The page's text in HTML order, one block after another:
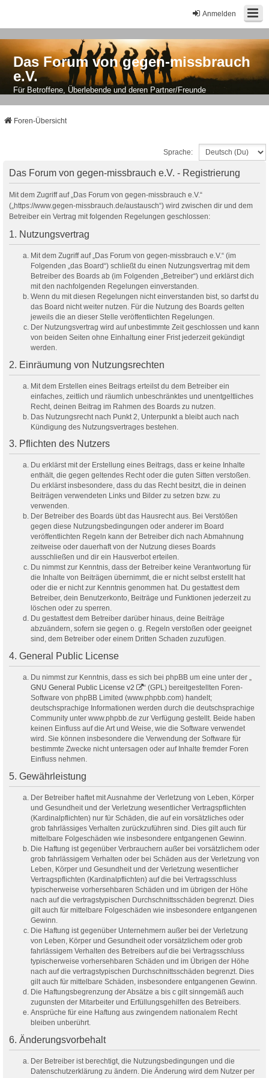
Anmelden
Das Forum von gegen-missbrauch
e.V.
Für Betroffene, Überlebende und deren Partner/Freunde
Foren-Übersicht
Sprache:
Das Forum von gegen-missbrauch e.V. - Registrierung
Mit dem Zugriff auf „Das Forum von gegen-missbrauch e.V.“
(„https://www.gegen-missbrauch.de/austausch“) wird zwischen dir und dem
Betreiber ein Vertrag mit folgenden Regelungen geschlossen:
1. Nutzungsvertrag
Mit dem Zugriff auf „Das Forum von gegen-missbrauch e.V.“ (im
Folgenden „das Board“) schließt du einen Nutzungsvertrag mit dem
Betreiber des Boards ab (im Folgenden „Betreiber“) und erklärst dich
mit den nachfolgenden Regelungen einverstanden.
Wenn du mit diesen Regelungen nicht einverstanden bist, so darfst du
das Board nicht weiter nutzen. Für die Nutzung des Boards gelten
jeweils die an dieser Stelle veröffentlichten Regelungen.
Der Nutzungsvertrag wird auf unbestimmte Zeit geschlossen und kann
von beiden Seiten ohne Einhaltung einer Frist jederzeit gekündigt
werden.
2. Einräumung von Nutzungsrechten
Mit dem Erstellen eines Beitrags erteilst du dem Betreiber ein
einfaches, zeitlich und räumlich unbeschränktes und unentgeltliches
Recht, deinen Beitrag im Rahmen des Boards zu nutzen.
Das Nutzungsrecht nach Punkt 2, Unterpunkt a bleibt auch nach
Kündigung des Nutzungsvertrages bestehen.
3. Pflichten des Nutzers
Du erklärst mit der Erstellung eines Beitrags, dass er keine Inhalte
enthält, die gegen geltendes Recht oder die guten Sitten verstoßen.
Du erklärst insbesondere, dass du das Recht besitzt, die in deinen
Beiträgen verwendeten Links und Bilder zu setzen bzw. zu
verwenden.
Der Betreiber des Boards übt das Hausrecht aus. Bei Verstößen
gegen diese Nutzungsbedingungen oder anderer im Board
veröffentlichten Regeln kann der Betreiber dich nach Abmahnung
zeitweise oder dauerhaft von der Nutzung dieses Boards
ausschließen und dir ein Hausverbot erteilen.
Du nimmst zur Kenntnis, dass der Betreiber keine Verantwortung für
die Inhalte von Beiträgen übernimmt, die er nicht selbst erstellt hat
oder die er nicht zur Kenntnis genommen hat. Du gestattest dem
Betreiber, dein Benutzerkonto, Beiträge und Funktionen jederzeit zu
löschen oder zu sperren.
Du gestattest dem Betreiber darüber hinaus, deine Beiträge
abzuändern, sofern sie gegen o. g. Regeln verstoßen oder geeignet
sind, dem Betreiber oder einem Dritten Schaden zuzufügen.
4. General Public License
Du nimmst zur Kenntnis, dass es sich bei phpBB um eine unter der „
GNU General Public License v2
“ (GPL) bereitgestellten Foren-
Software von phpBB Limited (www.phpbb.com) handelt;
deutschsprachige Informationen werden durch die deutschsprachige
Community unter www.phpbb.de zur Verfügung gestellt. Beide haben
keinen Einfluss auf die Art und Weise, wie die Software verwendet
wird. Sie können insbesondere die Verwendung der Software für
bestimmte Zwecke nicht untersagen oder auf Inhalte fremder Foren
Einfluss nehmen.
5. Gewährleistung
Der Betreiber haftet mit Ausnahme der Verletzung von Leben, Körper
und Gesundheit und der Verletzung wesentlicher Vertragspflichten
(Kardinalpflichten) nur für Schäden, die auf ein vorsätzliches oder
grob fahrlässiges Verhalten zurückzuführen sind. Dies gilt auch für
mittelbare Folgeschäden wie insbesondere entgangenen Gewinn.
Die Haftung ist gegenüber Verbrauchern außer bei vorsätzlichem oder
grob fahrlässigem Verhalten oder bei Schäden aus der Verletzung von
Leben, Körper und Gesundheit und der Verletzung wesentlicher
Vertragspflichten (Kardinalpflichten) auf die bei Vertragsschluss
typischerweise vorhersehbaren Schäden und im übrigen der Höhe
nach auf die vertragstypischen Durchschnittsschäden begrenzt. Dies
gilt auch für mittelbare Folgeschäden wie insbesondere entgangenen
Gewinn.
Die Haftung ist gegenüber Unternehmern außer bei der Verletzung
von Leben, Körper und Gesundheit oder vorsätzlichem oder grob
fahrlässigem Verhalten des Betreibers auf die bei Vertragsschluss
typischerweise vorhersehbaren Schäden und im Übrigen der Höhe
nach auf die vertragstypischen Durchschnittsschäden begrenzt. Dies
gilt auch für mittelbare Schäden, insbesondere entgangenen Gewinn.
Die Haftungsbegrenzung der Absätze a bis c gilt sinngemäß auch
zugunsten der Mitarbeiter und Erfüllungsgehilfen des Betreibers.
Ansprüche für eine Haftung aus zwingendem nationalem Recht
bleiben unberührt.
6. Änderungsvorbehalt
Der Betreiber ist berechtigt, die Nutzungsbedingungen und die
Datenschutzerklärung zu ändern. Die Änderung wird dem Nutzer per